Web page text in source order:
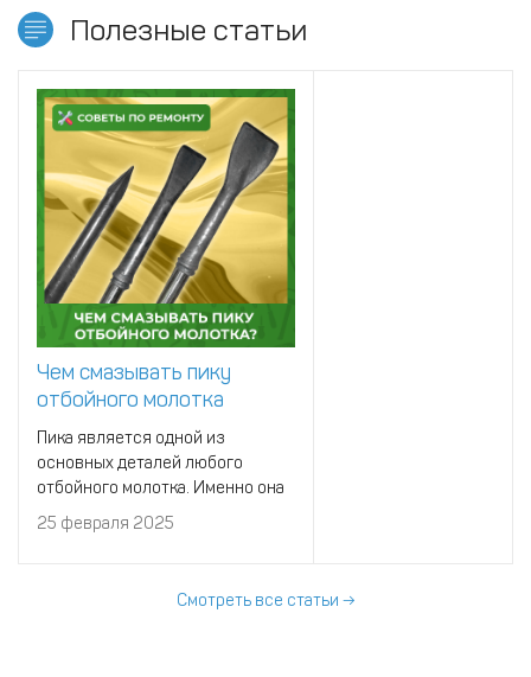
Полезные статьи
Чем смазывать пику
отбойного молотка
Пика является одной из
основных деталей любого
отбойного молотка. Именно она
передает вибрацию от
инструмента на разрушаемый
25 февраля 2025
Смотреть все статьи →